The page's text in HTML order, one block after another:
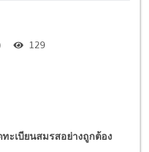
129
ะเบียนสมรสอย่างถูกต้อง